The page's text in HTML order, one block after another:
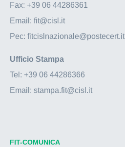
Fax: +39 06 44286361
Email: fit@cisl.it
Pec: fitcislnazionale@postecert.it
Ufficio Stampa
Tel: +39 06 44286366
Email: stampa.fit@cisl.it
FIT-COMUNICA